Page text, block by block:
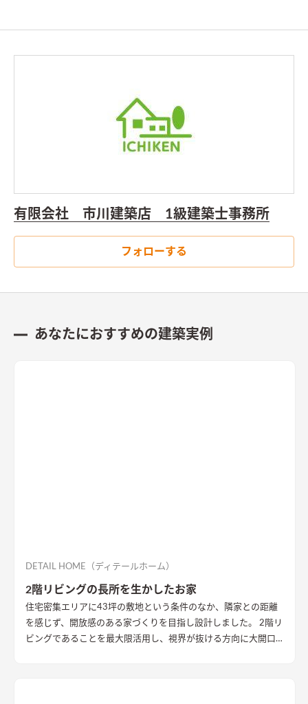
有限会社 市川建築店 1級建築士事務所
フォローする
あなたにおすすめの建築実例
DETAIL HOME（ディテールホーム）
2階リビングの長所を生かしたお家
住宅密集エリアに43坪の敷地という条件のなか、隣家との距離
を感じず、開放感のある家づくりを目指し設計しました。 2階リ
ビングであることを最大限活用し、視界が抜ける方向に大開口